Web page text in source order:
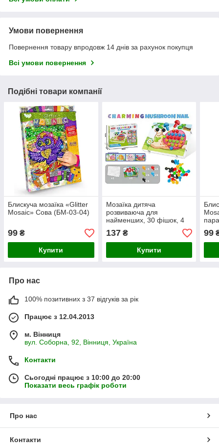
Умови повернення
Повернення товару впродовж 14 днів за рахунок покупця
Всі умови повернення
Подібні товари компанії
Блискуча мозаїка «Glitter
Mosaic» Сова (БМ-03-04)
99 ₴
Купити
Мозаїка дитяча
розвиваюча для
найменших, 30 фішок, 4
картки (37801AB)
137₴
Купити
99
Про нас
100% позитивних з 37 відгуків за рік
Працює з 12.04.2013
м. Вінниця
вул. Соборна, 92, Вінниця, Україна
Контакти
Сьогодні працює з 10:00 до 20:00
Показати весь графік роботи
Про нас
Контакти